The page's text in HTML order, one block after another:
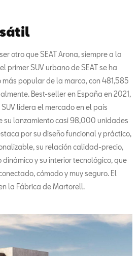
otro que SEAT Arona, siempre a la
primer SUV urbano de SEAT se ha
más popular de la marca, con 481,585
Best-seller en España en 2021,
lidera el mercado en el país
su lanzamiento casi 98,000 unidades
por su diseño funcional y práctico,
su relación calidad-precio,
y su interior tecnológico, que
cómodo y muy seguro. El
la Fábrica de Martorell.